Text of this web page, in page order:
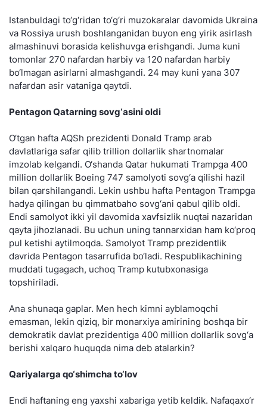
Istanbuldagi to‘g‘ridan to‘g‘ri muzokaralar davomida Ukraina
va Rossiya urush boshlanganidan buyon eng yirik asirlash
almashinuvi borasida kelishuvga erishgandi. Juma kuni
tomonlar 270 nafardan harbiy va 120 nafardan harbiy
bo‘lmagan asirlarni almashgandi. 24 may kuni yana 307
nafardan asir vataniga qaytdi.
Pentagon Qatarning sovg‘asini oldi
O‘tgan hafta AQSh prezidenti Donald Tramp arab
davlatlariga safar qilib trillion dollarlik shartnomalar
imzolab kelgandi. O‘shanda Qatar hukumati Trampga 400
million dollarlik Boeing 747 samolyoti sovg‘a qilishi hazil
bilan qarshilangandi. Lekin ushbu hafta Pentagon Trampga
hadya qilingan bu qimmatbaho sovg‘ani qabul qilib oldi.
Endi samolyot ikki yil davomida xavfsizlik nuqtai nazaridan
qayta jihozlanadi. Bu uchun uning tannarxidan ham ko‘proq
pul ketishi aytilmoqda. Samolyot Tramp prezidentlik
davrida Pentagon tasarrufida bo‘ladi. Respublikachining
muddati tugagach, uchoq Tramp kutubxonasiga
topshiriladi.
Ana shunaqa gaplar. Men hech kimni ayblamoqchi
emasman, lekin qiziq, bir monarxiya amirining boshqa bir
demokratik davlat prezidentiga 400 million dollarlik sovg‘a
berishi xalqaro huquqda nima deb atalarkin?
Qariyalarga qo‘shimcha to‘lov
Endi haftaning eng yaxshi xabariga yetib keldik. Nafaqaxo‘r